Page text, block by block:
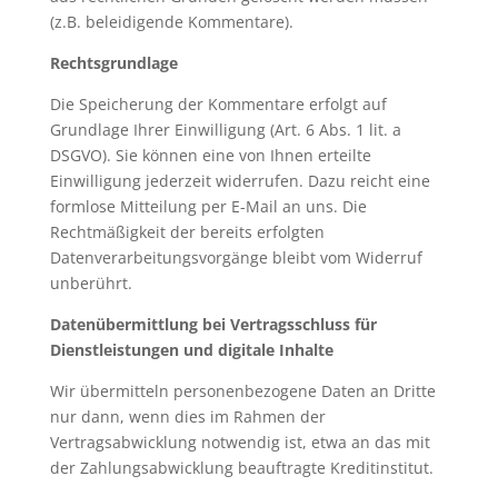
(z.B. beleidigende Kommentare).
Rechtsgrundlage
Die Speicherung der Kommentare erfolgt auf
Grundlage Ihrer Einwilligung (Art. 6 Abs. 1 lit. a
DSGVO). Sie können eine von Ihnen erteilte
Einwilligung jederzeit widerrufen. Dazu reicht eine
formlose Mitteilung per E-Mail an uns. Die
Rechtmäßigkeit der bereits erfolgten
Datenverarbeitungsvorgänge bleibt vom Widerruf
unberührt.
Datenübermittlung bei Vertragsschluss für
Dienstleistungen und digitale Inhalte
Wir übermitteln personenbezogene Daten an Dritte
nur dann, wenn dies im Rahmen der
Vertragsabwicklung notwendig ist, etwa an das mit
der Zahlungsabwicklung beauftragte Kreditinstitut.